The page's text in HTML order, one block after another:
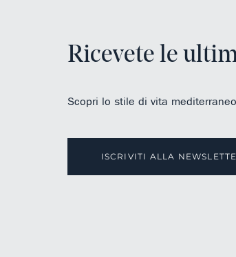
Ricevete le
Scopri lo stile di vita
ISCRIVITI ALLA